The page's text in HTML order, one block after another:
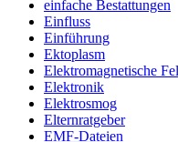
einfache Bestattungen
Einfluss
Einführung
Ektoplasm
Elektromagnetische
Elektronik
Elektrosmog
Elternratgeber
EMF-Dateien